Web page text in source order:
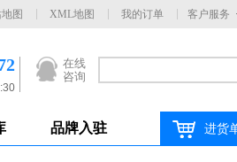
客户服务
图 XML地图 我的订单
在线
咨询
品牌入驻 进货